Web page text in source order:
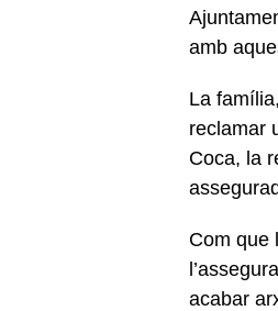
amb
La
reclamar
Coca, la
Com que
acabar